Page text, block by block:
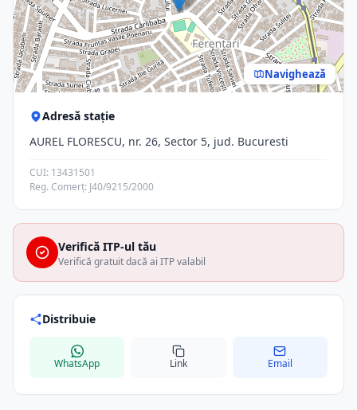
Navighează
Adresă stație
AUREL FLORESCU, nr. 26, Sector 5, jud. Bucuresti
CUI: 13431501
Reg. Comerț: J40/9215/2000
Verifică ITP-ul tău
Verifică gratuit dacă ai ITP valabil
Distribuie
WhatsApp Link Email